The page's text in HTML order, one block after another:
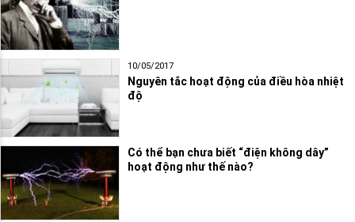
10/05/2017
Nguyên tắc hoạt động của điều hòa nhiệt
độ
Có thể bạn chưa biết “điện không dây”
hoạt động như thế nào?